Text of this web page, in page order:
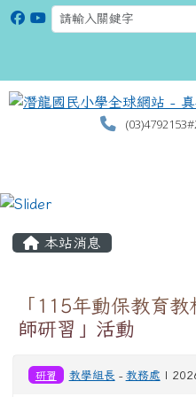
本站消息
「115年動保教育
師研習」活動
研習 教學組長 - 教務處 |